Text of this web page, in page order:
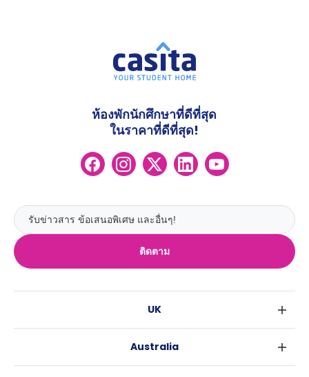
ติดตาม
ห้องพักนักศึกษาที่ดีที่สุด
ในราคาที่ดีที่สุด!
UK
Australia